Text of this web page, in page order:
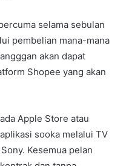
selama sebulan
pembelian mana-mana
akan dapat
Shopee yang akan
Apple Store atau
sooka melalui TV
Kesemua pelan